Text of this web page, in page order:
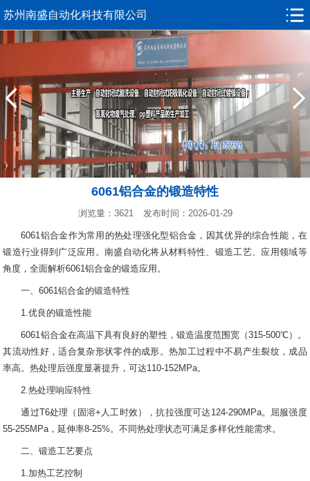
苏州南盛自动化科技有限公司
6061铝合金的锻造特性
浏览量：3621 发布时间：2026-01-29
6061铝合金作为常用的热处理强化型铝合金，因其优异的综合性能，在
锻造行业得到广泛应用。南盛自动化将从材料特性、锻造工艺、应用领域等
角度，全面解析6061铝合金的锻造应用。
一、6061铝合金的锻造特性
1.优良的锻造性能
6061铝合金在高温下具有良好的塑性，锻造温度范围宽（315-500℃）。
其流动性好，适合复杂形状零件的成形。热加工过程中不易产生裂纹，成品
率高。热处理后强度显著提升，可达110-152MPa。
2.热处理响应特性
通过T6处理（固溶+人工时效），抗拉强度可达124-290MPa。屈服强度
55-255MPa，延伸率8-25%。不同热处理状态可满足多样化性能需求。
二、锻造工艺要点
1.加热工艺控制